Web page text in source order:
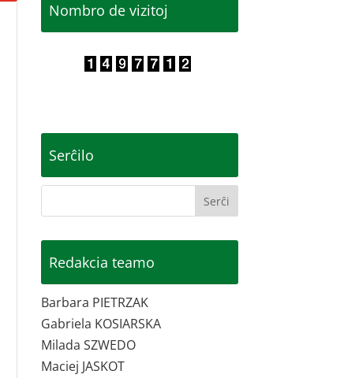
Nombro de vizitoj
Serĉilo
Redakcia teamo
Barbara PIETRZAK
Gabriela KOSIARSKA
Milada SZWEDO
Maciej JASKOT